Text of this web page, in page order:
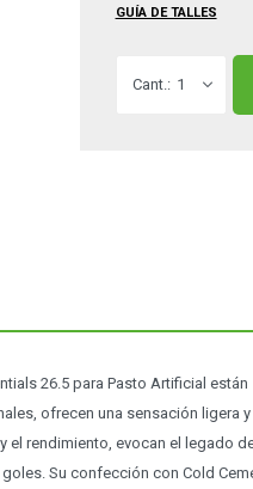
GUÍA DE TALLES
1
26.5 para Pasto Artificial están
ofrecen una sensación ligera y
el rendimiento, evocan el legado
Su confección con Cold